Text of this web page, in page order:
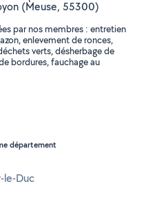
(Meuse, 55300)
par nos membres : entretien
enlevement de ronces,
verts, désherbage de
bordures, fauchage au
département
le-Duc